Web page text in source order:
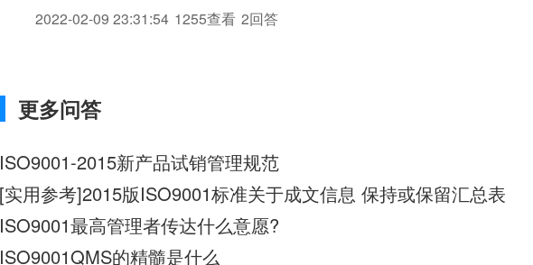
建立质量管理体系，形成iso三体系认证，加以实施和保持，并持续改进其有效
2022-02-09 23:31:54 1255查看 2回答
更多问答
ISO9001-2015新产品试销管理规范
[实用参考]2015版ISO9001标准关于成文信息 保持或保留汇总表
ISO9001最高管理者传达什么意愿?
ISO9001QMS的精髓是什么